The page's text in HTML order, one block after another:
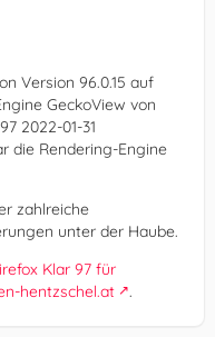
Version 96.0.15 auf
GeckoView von
2022-01-31
die Rendering-Engine
zahlreiche
unter der Haube.
Klar 97 für
hentzschel.at .